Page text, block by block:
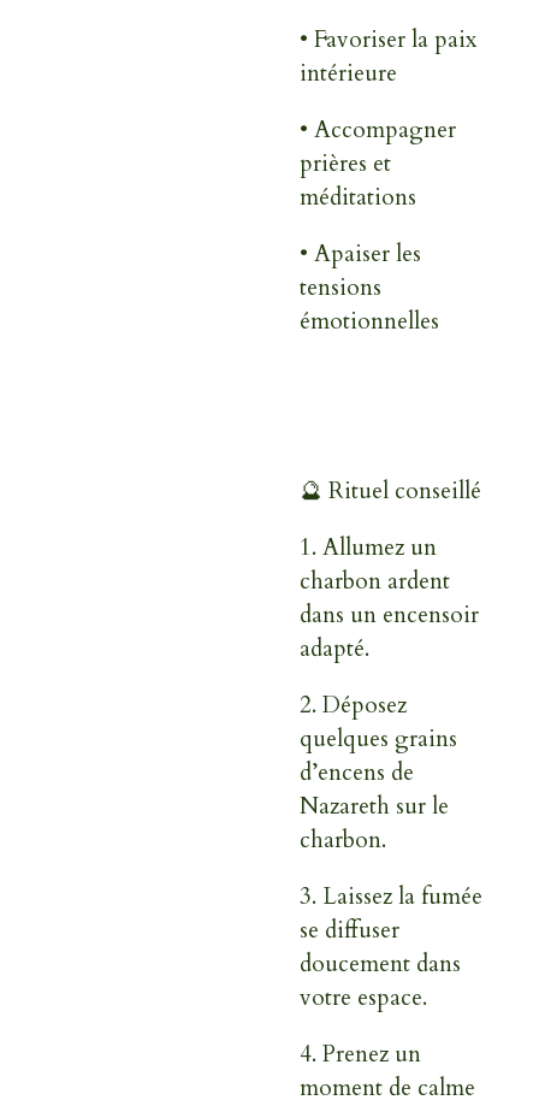
• Favoriser la paix
intérieure
• Accompagner
prières et
méditations
• Apaiser les
tensions
émotionnelles
🔮 Rituel conseillé
1. Allumez un
charbon ardent
dans un encensoir
adapté.
2. Déposez
quelques grains
d’encens de
Nazareth sur le
charbon.
3. Laissez la fumée
se diffuser
doucement dans
votre espace.
4. Prenez un
moment de calme